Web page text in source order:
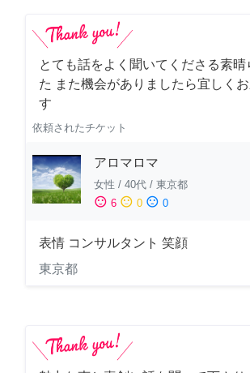
とても話をよく聞いてくださる素晴
た また機会がありましたら宜しく
す
依頼されたチケット
アロマロマ
女性 / 40代 / 東京都
sentiment_satisfied 6 sentiment_neutral 0 sentiment_dissatisfied 0
表情 コンサルタント 笑顔
東京都